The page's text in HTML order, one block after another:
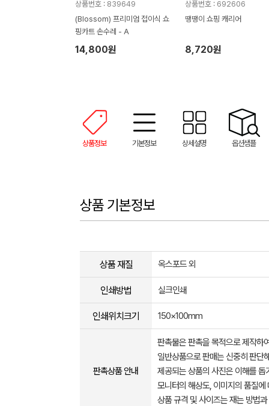
상품번호 : 839649
(Blossom) 프리미엄 접이식 쇼
핑카트 손수레 - A
14,800원
상품번호 : 692606
땡땡이 쇼핑 캐리어
8,720원
상품정보 기본정보 상세설명 옵션샘플
상품 기본정보
상품 재질 옥스포드 외
인쇄방법 실크인쇄
인쇄위치크기 150×100mm
판촉상품 안내
판촉물은 판촉을 목적으로 제작하
일반상품으로 판매는 신중히 판단
제공되는 상품의 사진은 이해를
모니터의 해상도, 이미지의 품질
상품 규격 및 사이즈는 재는 방법